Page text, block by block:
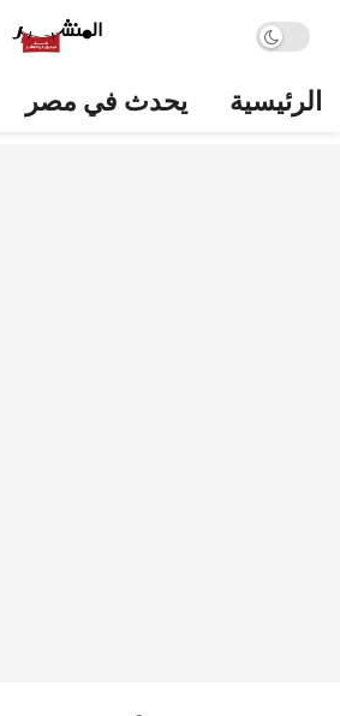
الرئيسية يحدث في مصر